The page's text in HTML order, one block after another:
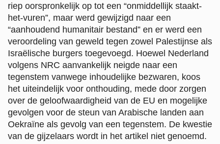
riep oorspronkelijk op tot een “onmiddellijk staakt-
het-vuren”, maar werd gewijzigd naar een
“aanhoudend humanitair bestand” en er werd een
veroordeling van geweld tegen zowel Palestijnse als
Israëlische burgers toegevoegd. Hoewel Nederland
volgens NRC aanvankelijk neigde naar een
tegenstem vanwege inhoudelijke bezwaren, koos
het uiteindelijk voor onthouding, mede door zorgen
over de geloofwaardigheid van de EU en mogelijke
gevolgen voor de steun van Arabische landen aan
Oekraïne als gevolg van een tegenstem. De kwestie
van de gijzelaars wordt in het artikel niet genoemd.